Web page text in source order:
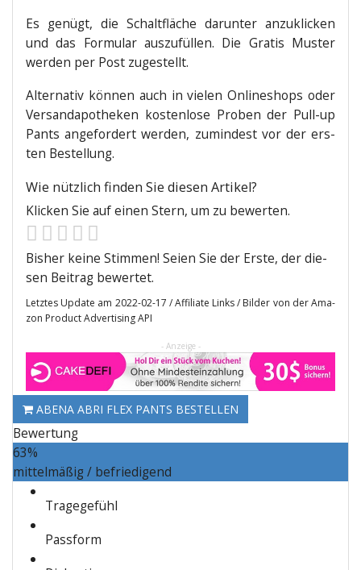
Es genügt, die Schalt­flä­che dar­un­ter anzu­kli­cken
und das For­mu­lar aus­zu­fül­len. Die Gra­tis Mus­ter
wer­den per Post zugestellt.
Alter­na­tiv kön­nen auch in vie­len Online­shops oder
Ver­sand­apo­the­ken kos­ten­lo­se Pro­ben der Pull-up
Pants ange­for­dert wer­den, zumin­dest vor der ers­
ten Bestellung.
Wie nütz­lich fin­den Sie die­sen Artikel?
Kli­cken Sie auf einen Stern, um zu bewerten.
Bis­her kei­ne Stim­men! Sei­en Sie der Ers­te, der die­
sen Bei­trag bewertet.
Letz­tes Update am 2022-02-17 / Affi­lia­te Links / Bil­der von der Ama­
zon Pro­duct Adver­ti­sing API
- Anzeige -
ABE­NA ABRI FLEX PANTS BESTELLEN
Bewer­tung
63%
mit­tel­mä­ßig / befriedigend
Tra­ge­ge­fühl
Pass­form